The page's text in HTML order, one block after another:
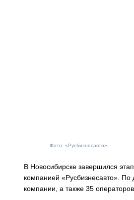
Фото: «Русбизнесавто».
В Новосибирске завершился
компанией «Русбизнесавто».
компании, а также 35